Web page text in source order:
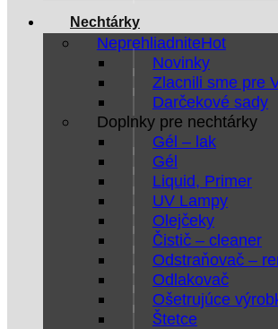
Nechtárky
Neprehliadnite
Novinky
Zlacnili sme pre
Darčekové sady
Doplnky pre nechtárky
Gél – lak
Gél
Liquid, Primer
UV Lampy
Olejčeky
Čistič – cleaner
Odstraňovač –
Odlakovač
Ošetrujúce
Štetce